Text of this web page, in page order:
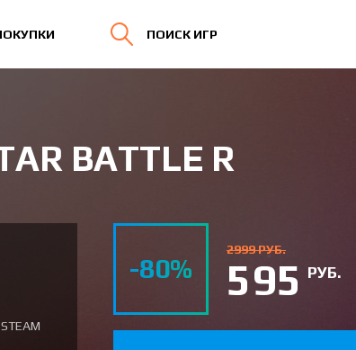
ПОИСК ИГР
BATTLE R
-80%
2999 РУБ.
595РУБ.